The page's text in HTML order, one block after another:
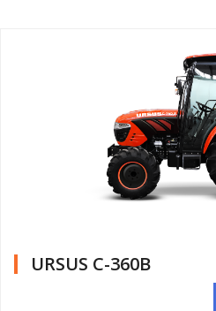
URSUS C-360B